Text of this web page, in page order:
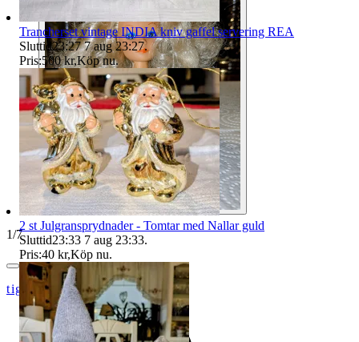
1/7
tigrisbambi
Trancherset vintage INDIA kniv gaffel servering REA
Sluttid23:27 7 aug 23:27.
Pris:500 kr,Köp nu.
2 st Julgransprydnader - Tomtar med Nallar guld
Sluttid23:33 7 aug 23:33.
Pris:40 kr,Köp nu.